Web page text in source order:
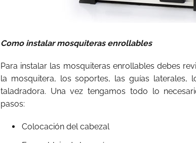
Como instalar mosquiteras enrollables
Para instalar las mosquiteras enrollables debes
la mosquitera, los soportes, las guías laterales,
taladradora. Una vez tengamos todo lo
pasos:
Colocación del cabezal